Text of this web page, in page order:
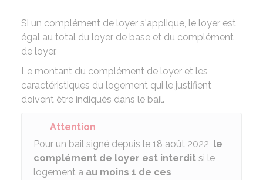
Si un complément de loyer s'applique, le loyer est
égal au total du loyer de base et du complément
de loyer.
Le montant du complément de loyer et les
caractéristiques du logement qui le justifient
doivent être indiqués dans le bail.
Attention
Pour un bail signé depuis le 18 août 2022, le
complément de loyer est interdit si le
logement a au moins 1 de ces